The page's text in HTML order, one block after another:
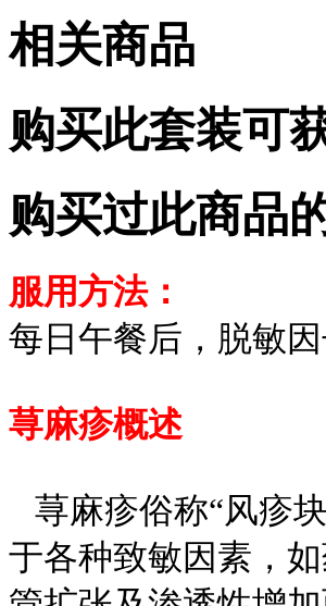
相关商品
购买此套装可
购买过此商品
服用方法：
每日午餐后，脱敏
荨麻疹概述
荨麻疹俗称“风疹
于各种致敏因素，